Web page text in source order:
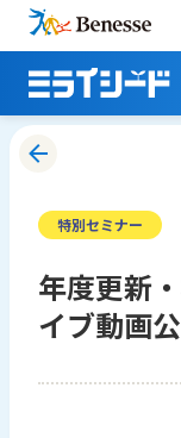
特別セミナー
年度更新
イブ動画